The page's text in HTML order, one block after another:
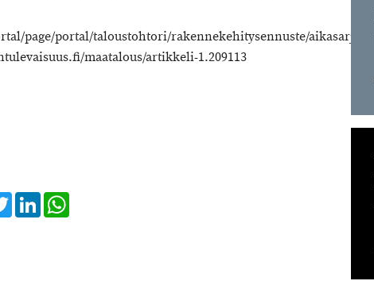
page/portal/taloustohtori/rakennekehitysennuste/aikasarja
maatalous/artikkeli-1.209113
TwitterLinkedIn